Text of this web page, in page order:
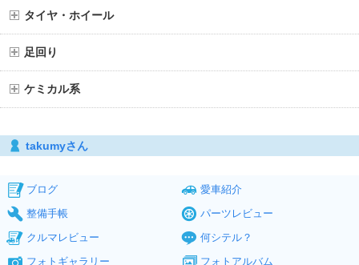
タイヤ・ホイール
足回り
ケミカル系
takumyさん
ブログ
愛車紹介
整備手帳
パーツレビュー
クルマレビュー
何シテル？
フォトギャラリー
フォトアルバム